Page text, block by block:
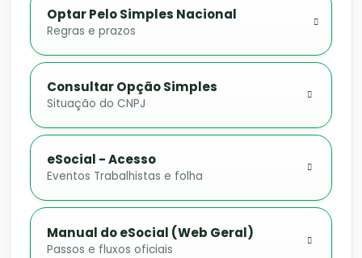
Optar Pelo Simples Nacional
Regras e prazos
Consultar Opção Simples
Situação do CNPJ
eSocial - Acesso
Eventos Trabalhistas e folha
Manual do eSocial (Web Geral)
Passos e fluxos oficiais